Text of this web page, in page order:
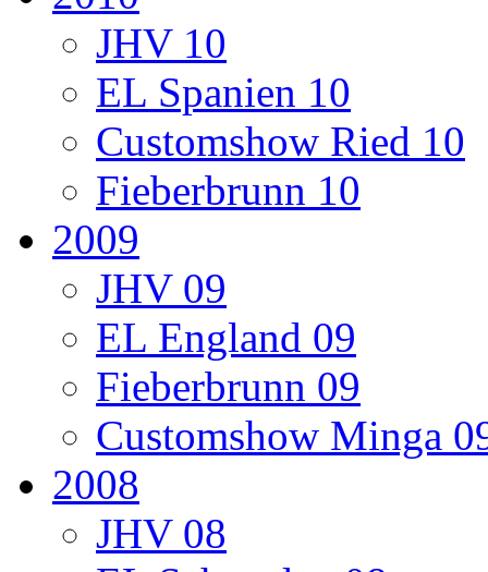
JHV 10
EL Spanien 10
Customshow Ried 10
Fieberbrunn 10
2009
JHV 09
EL England 09
Fieberbrunn 09
Customshow Minga
2008
JHV 08